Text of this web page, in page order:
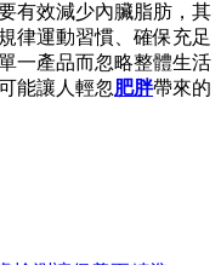
有效減少內臟脂肪，其
律運動習慣、確保充足
一產品而忽略整體生活
能讓人輕忽肥胖帶來的